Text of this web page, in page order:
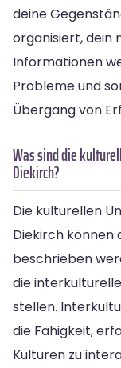
deine
organisiert, dein
Informationen
Probleme und
Übergang von
Was sind die
Diekirch?
Die kulturellen
Diekirch können
beschrieben
die
stellen.
die Fähigkeit,
Kulturen zu